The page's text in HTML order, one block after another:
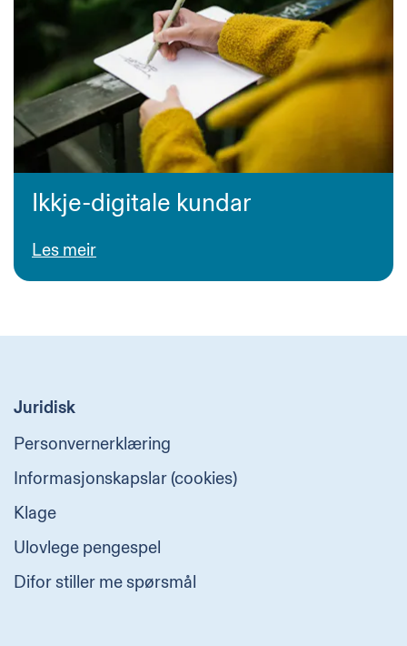
Ikkje-digitale kundar
Les meir
Juridisk
Personvernerklæring
Informasjonskapslar (cookies)
Klage
Ulovlege pengespel
Difor stiller me spørsmål